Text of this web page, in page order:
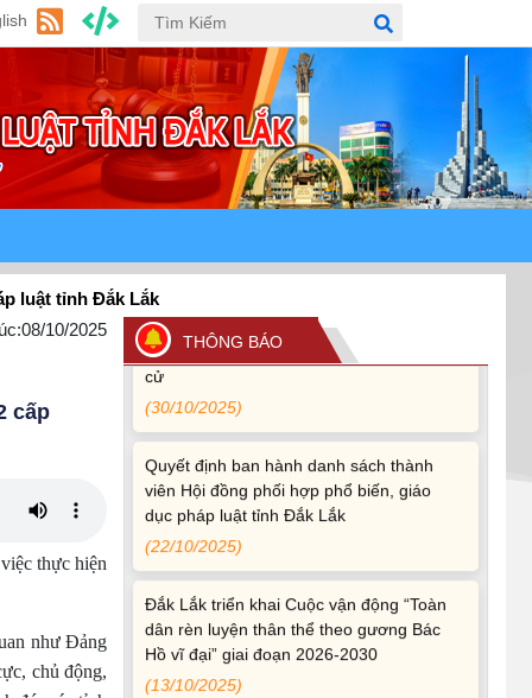
Đắk Lắk
08/10/2025
cấp
thực hiện
như Đảng
chủ động,
THÔNG BÁO
Quy định xử phạt vi phạm vi định giao
thông đường bộ theo Nghị định 168
(13/11/2025)
Tài liệu hỏi đáp văn kiện đại hội Đảng bộ
tỉnh Đắk Lắk lần thứ I
Ủy ban Thường vụ Quốc hội ban hành
Nghị quyết mới, hoàn thiện quy trình bầu
cử
(30/10/2025)
Quyết định ban hành danh sách thành
viên Hội đồng phối hợp phổ biến, giáo
dục pháp luật tỉnh Đắk Lắk
(22/10/2025)
Đắk Lắk triển khai Cuộc vận động “Toàn
dân rèn luyện thân thể theo gương Bác
Hồ vĩ đại” giai đoạn 2026-2030
(13/10/2025)